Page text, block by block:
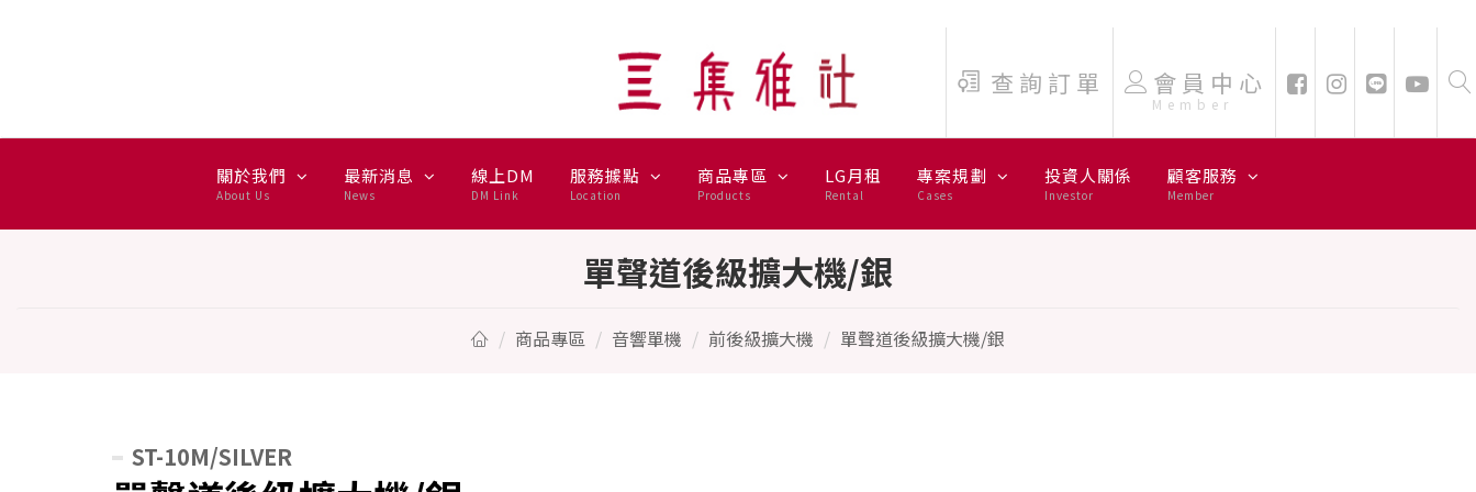
查詢訂單 會員中心
Member
關於我們
About Us
最新消息
News
線上DM
DM Link
服務據點
Location
商品專區
Products
LG月租
Rental
專案規劃
Cases
投資人關係
Investor
顧客服務
Member
單聲道後級擴大機/銀
商品專區 音響單機 前後級擴大機 單聲道後級擴大機/銀
ST-10M/SILVER